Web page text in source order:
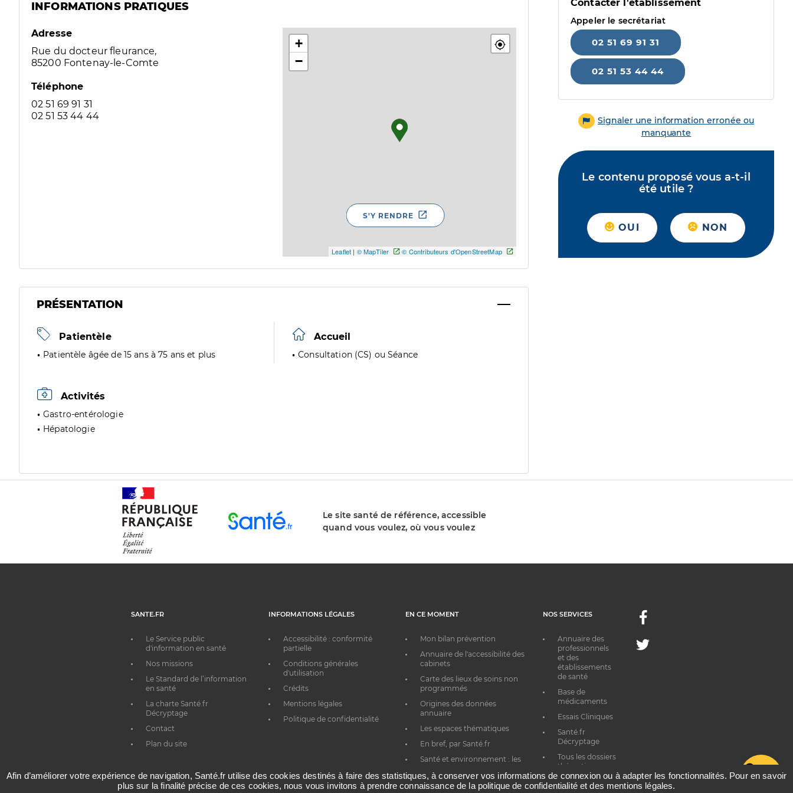
INFORMATIONS PRATIQUES
Adresse
Rue du docteur fleurance,
85200 Fontenay-le-Comte
Téléphone
02 51 69 91 31
02 51 53 44 44
+
−
Leaflet | © MapTiler © Contributeurs d'OpenStreetMap
S'Y RENDRE
PRÉSENTATION
Patientèle
Patientèle âgée de 15 ans à 75 ans et plus
Accueil
Consultation (CS) ou Séance
Activités
Gastro-entérologie
Hépatologie
Contacter l'établissement
Appeler le secrétariat
02 51 69 91 31
02 51 53 44 44
Signaler une information erronée ou
manquante
Le contenu proposé vous a-t-il
été utile ?
OUI NON
Le site santé de référence, accessible
quand vous voulez, où vous voulez
SANTE.FR
Le Service public
d'information en santé
Nos missions
Le Standard de l’information
en santé
La charte Santé.fr
Décryptage
Contact
Plan du site
INFORMATIONS LÉGALES
Accessibilité : conformité
partielle
Conditions générales
d'utilisation
Crédits
Mentions légales
Politique de confidentialité
EN CE MOMENT
Mon bilan prévention
Annuaire de l'accessibilité des
cabinets
Carte des lieux de soins non
programmés
Origines des données
annuaire
Les espaces thématiques
En bref, par Santé.fr
Santé et environnement : les
NOS SERVICES
Annuaire des
professionnels
et des
établissements
de santé
Base de
médicaments
Essais Cliniques
Santé.fr
Décryptage
Tous les dossiers
thématiques
Facebook
Twitter
Afin d’améliorer votre expérience de navigation, Santé.fr utilise des cookies destinés à faire des statistiques, à conserver vos informations de connexion ou à adapter les fonctionnalités. Pour en savoir
plus sur la finalité précise de ces cookies, nous vous invitons à prendre connaissance de la politique de confidentialité et des mentions légales.